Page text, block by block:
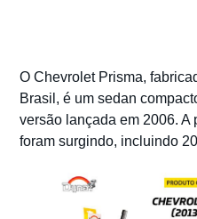
O Chevrolet Prisma,
Brasil, é um sedan
versão lançada em 2006. A
foram surgindo, incluindo